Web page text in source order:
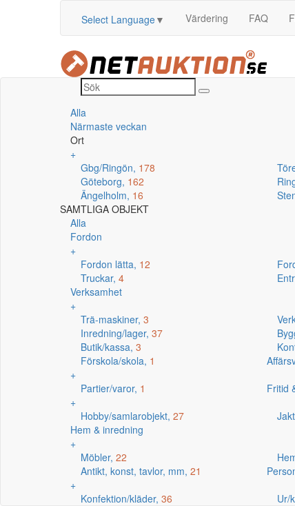
Select Language▼ Värdering FAQ
Alla
Närmaste veckan
Ort
+
Gbg/Ringön, 178
Göteborg, 162
Ängelholm, 16
SAMTLIGA OBJEKT
Alla
Fordon
+
Fordon lätta, 12
Truckar, 4
Verksamhet
+
Trä-maskiner, 3
Inredning/lager, 37
Butik/kassa, 3
Förskola/skola, 1
+
Partier/varor, 1
Fritid
+
Hobby/samlarobjekt, 27
Hem & inredning
+
Möbler, 22
Antikt, konst, tavlor, mm, 21
+
Konfektion/kläder, 36 Ur/